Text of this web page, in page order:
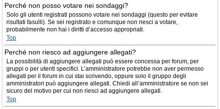
Perché non posso votare nei sondaggi?
Solo gli utenti registrati possono votare nei sondaggi (questo per evitare
risultati fasulli). Se sei registrato e comunque non riesci a votare,
probabilmente non hai i diritti d’accesso appropriati.
Top
Perché non riesco ad aggiungere allegati?
La possibilità di aggiungere allegati può essere concessa per forum, per
gruppi o per utenti specifici. L’amministratore potrebbe non aver permesso
allegati per il forum in cui stai scrivendo, oppure solo il gruppo degli
amministratori può aggiungere allegati. Chiedi all’amministratore se non sei
sicuro del motivo per cui non riesci ad aggiungere allegati.
Top